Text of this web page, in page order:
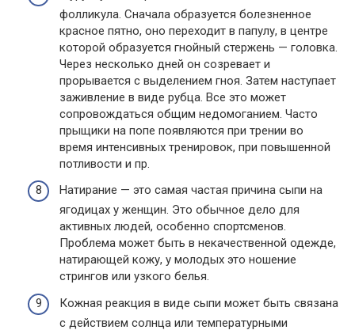
фолликула. Сначала образуется болезненное
красное пятно, оно переходит в папулу, в центре
которой образуется гнойный стержень — головка.
Через несколько дней он созревает и
прорывается с выделением гноя. Затем наступает
заживление в виде рубца. Все это может
сопровождаться общим недомоганием. Часто
прыщики на попе появляются при трении во
время интенсивных тренировок, при повышенной
потливости и пр.
Натирание — это самая частая причина сыпи на
ягодицах у женщин. Это обычное дело для
активных людей, особенно спортсменов.
Проблема может быть в некачественной одежде,
натирающей кожу, у молодых это ношение
стрингов или узкого белья.
Кожная реакция в виде сыпи может быть связана
с действием солнца или температурными